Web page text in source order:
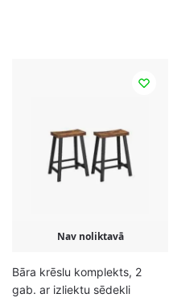
Nav noliktavā
Bāra krēslu komplekts, 2
gab. ar izliektu sēdekli